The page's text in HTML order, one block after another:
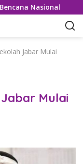
Nasional
Jabar Mulai
Mulai